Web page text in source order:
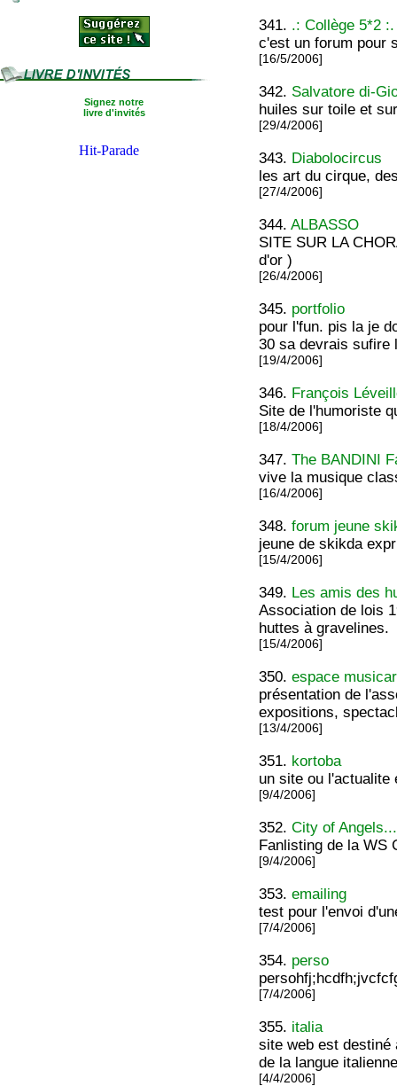
Signez notre
livre d'invités
341. .: Collège 5*2 :.
c'est un forum pour
[16/5/2006]
342. Salvatore di-
huiles sur toile et
[29/4/2006]
343. Diabolocircus
les art du cirque,
[27/4/2006]
344.ALBASSO
SITE SUR LA
d'or )
[26/4/2006]
345. portfolio
pour l'fun. pis la je
30 sa devrais sufire
[19/4/2006]
346. François
Site de l'humoriste
[18/4/2006]
347.The BANDINI
vive la musique
[16/4/2006]
348.forum jeune
jeune de skikda
[15/4/2006]
349. Les amis des
Association de lois
huttes à gravelines.
[15/4/2006]
350.espace
présentation de
expositions,
[13/4/2006]
351. kortoba
un site ou l'actualite
[9/4/2006]
352.City of
Fanlisting de la WS
[9/4/2006]
353.emailing
test pour l'envoi
[7/4/2006]
354. perso
[7/4/2006]
355. italia
site web est destiné
de la langue
[4/4/2006]